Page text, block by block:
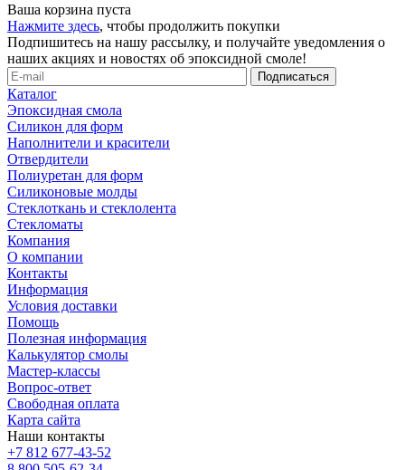
Ваша корзина пуста
Нажмите здесь, чтобы продолжить покупки
Подпишитесь на нашу рассылку, и получайте уведомления о
наших акциях и новостях об эпоксидной смоле!
Каталог
Эпоксидная смола
Силикон для форм
Наполнители и красители
Отвердители
Полиуретан для форм
Силиконовые молды
Стеклоткань и стеклолента
Стекломаты
Компания
О компании
Контакты
Информация
Условия доставки
Помощь
Полезная информация
Калькулятор смолы
Мастер-классы
Вопрос-ответ
Свободная оплата
Карта сайта
Наши контакты
+7 812 677-43-52